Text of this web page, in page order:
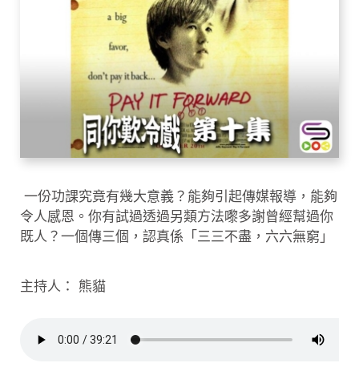
一份功課究竟有幾大意義？能夠引起傳媒報導，能夠
令人感恩。你有試過透過另類方法嚟多謝曾經幫過你
既人？一個傳三個，認真係「三三不盡，六六無窮」
主持人： 熊貓